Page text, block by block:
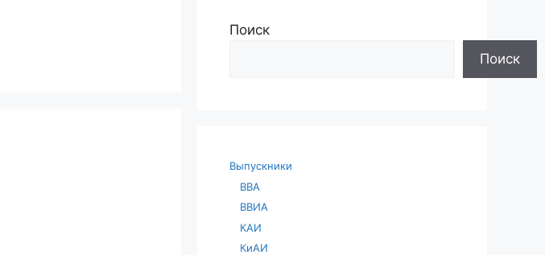
Поиск
Поиск
Выпускники
ВВА
ВВИА
КАИ
КиАИ